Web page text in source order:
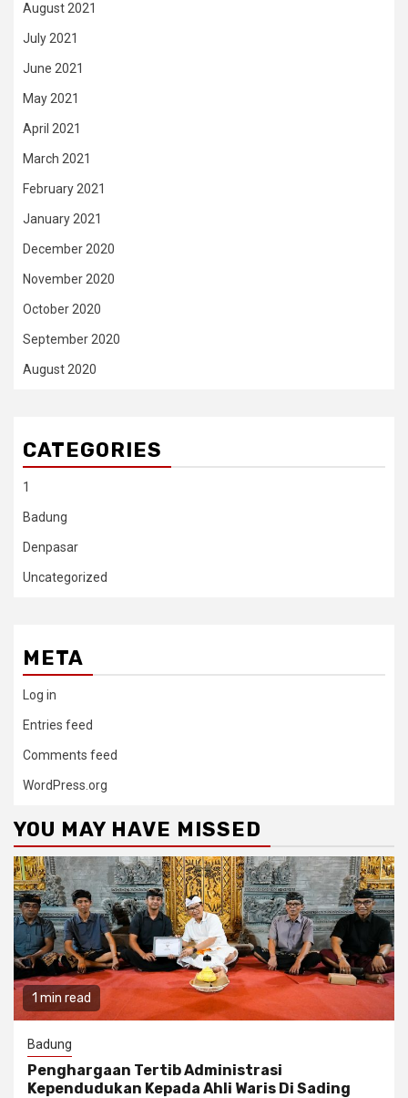
August 2021
July 2021
June 2021
May 2021
April 2021
March 2021
February 2021
January 2021
December 2020
November 2020
October 2020
September 2020
August 2020
CATEGORIES
1
Badung
Denpasar
Uncategorized
META
Log in
Entries feed
Comments feed
WordPress.org
YOU MAY HAVE MISSED
1 min read
Badung
Penghargaan Tertib Administrasi
Kependudukan Kepada Ahli Waris Di Sading